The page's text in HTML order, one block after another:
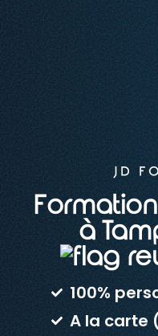
JD
à
100%
A la carte